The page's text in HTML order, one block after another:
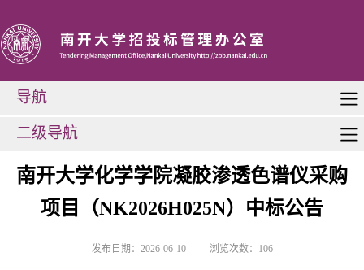
导航
二级导航
南开大学化学学院凝胶渗透色谱仪采购
项目（NK2026H025N）中标公告
发布日期：2026-06-10 浏览次数： 106